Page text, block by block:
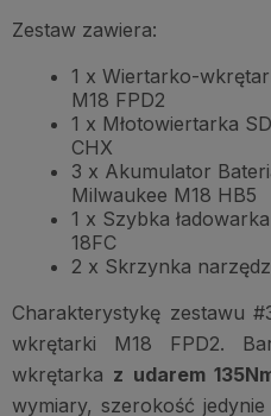
Zestaw zawiera:
1 x Wiertarko-
M18 FPD2
1 x Młotowiertarka
CHX
3 x Akumulator
Milwaukee M18 HB5
1 x Szybka
18FC
2 x Skrzynka
Charakterystykę zestawu
wkrętarki M18 FPD2.
wkrętarka z udarem
wymiary, szerokość